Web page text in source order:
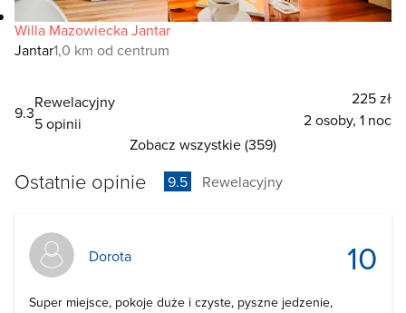
Willa Mazowiecka Jantar
Jantar1,0 km od centrum
9.3
Rewelacyjny
5 opinii
225 zł
2 osoby, 1 noc
Zobacz wszystkie (359)
Ostatnie opinie 9.5 Rewelacyjny
10
Dorota
Super miejsce, pokoje duże i czyste, pyszne jedzenie,